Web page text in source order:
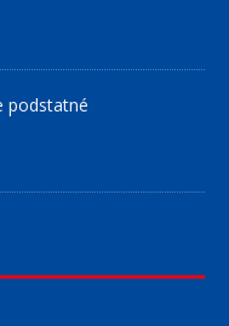
podstatné